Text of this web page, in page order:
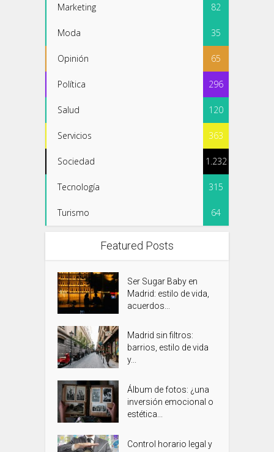
Marketing 82
Moda 35
Opinión 65
Política 296
Salud 120
Servicios 363
Sociedad 1.232
Tecnología 315
Turismo 64
Featured Posts
Ser Sugar Baby en
Madrid: estilo de vida,
acuerdos...
Madrid sin filtros:
barrios, estilo de vida
y...
Álbum de fotos: ¿una
inversión emocional o
estética...
Control horario legal y